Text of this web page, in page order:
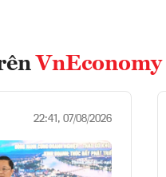
VnEconomy
22:41, 07/08/2026